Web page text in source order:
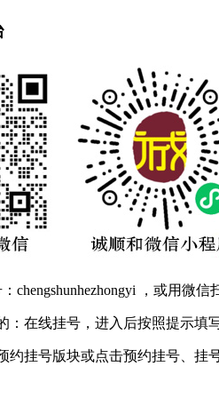
，或用微信
在线挂号，进入后按照提示填
约挂号版块或点击预约挂号、